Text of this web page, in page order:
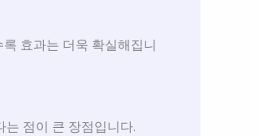
효과는 더욱 확실해집니
점이 큰 장점입니다.